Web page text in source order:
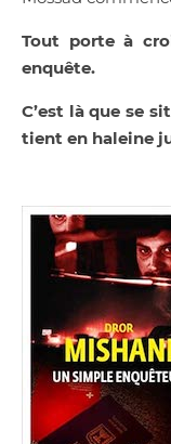
Tout porte à
enquête.
C’est là que se
tient en haleine